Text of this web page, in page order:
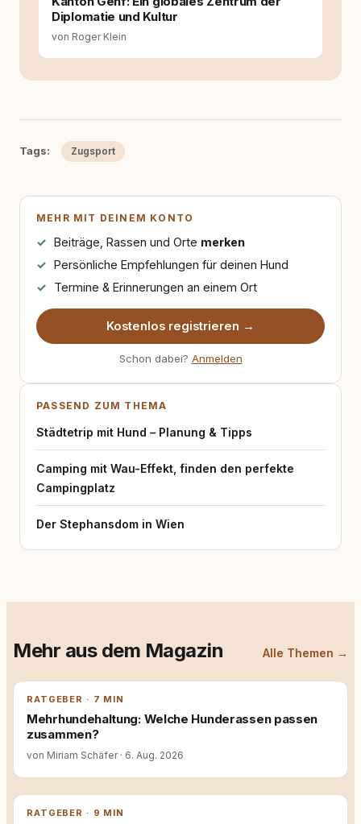
Diplomatie und Kultur
von Roger Klein
Tags: Zugsport
MEHR MIT DEINEM KONTO
Beiträge, Rassen und Orte merken
Persönliche Empfehlungen für deinen Hund
Termine & Erinnerungen an einem Ort
Kostenlos registrieren →
Schon dabei? Anmelden
PASSEND ZUM THEMA
Städtetrip mit Hund – Planung & Tipps
Camping mit Wau-Effekt, finden den perfekte
Campingplatz
Der Stephansdom in Wien
Mehr aus dem Magazin Alle Themen →
RATGEBER · 7 MIN
Mehrhundehaltung: Welche Hunderassen passen
zusammen?
von Miriam Schäfer · 6. Aug. 2026
RATGEBER · 9 MIN